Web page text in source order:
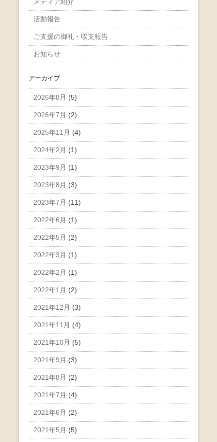
活動報告
ご支援の御礼・収支報告
お知らせ
アーカイブ
2026年8月 (5)
2026年7月 (2)
2025年11月 (4)
2024年2月 (1)
2023年9月 (1)
2023年8月 (3)
2023年7月 (11)
2022年6月 (1)
2022年5月 (2)
2022年3月 (1)
2022年2月 (1)
2022年1月 (2)
2021年12月 (3)
2021年11月 (4)
2021年10月 (5)
2021年9月 (3)
2021年8月 (2)
2021年7月 (4)
2021年6月 (2)
2021年5月 (5)